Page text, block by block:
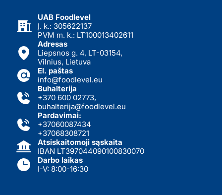
UAB Foodlevel
Į. k.: 305622137
PVM m. k.: LT100013402611
Adresas
Liepsnos g. 4, LT-03154,
Vilnius, Lietuva
El. paštas
info@foodlevel.eu
Buhalterija
+370 600 02773,
buhalterija@foodlevel.eu
Pardavimai:
+37060087434
+37068308721
Atsiskaitomoji sąskaita
IBAN LT397044090100830070
Darbo laikas
I-V: 8:00-16:30